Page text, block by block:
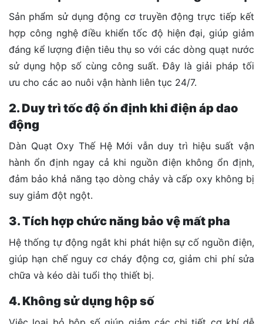
Sản phẩm sử dụng động cơ truyền động trực tiếp kết
hợp công nghệ điều khiển tốc độ hiện đại, giúp giảm
đáng kể lượng điện tiêu thụ so với các dòng quạt nước
sử dụng hộp số cùng công suất. Đây là giải pháp tối
ưu cho các ao nuôi vận hành liên tục 24/7.
2. Duy trì tốc độ ổn định khi điện áp dao
động
Dàn Quạt Oxy Thế Hệ Mới vẫn duy trì hiệu suất vận
hành ổn định ngay cả khi nguồn điện không ổn định,
đảm bảo khả năng tạo dòng chảy và cấp oxy không bị
suy giảm đột ngột.
3. Tích hợp chức năng bảo vệ mất pha
Hệ thống tự động ngắt khi phát hiện sự cố nguồn điện,
giúp hạn chế nguy cơ cháy động cơ, giảm chi phí sửa
chữa và kéo dài tuổi thọ thiết bị.
4. Không sử dụng hộp số